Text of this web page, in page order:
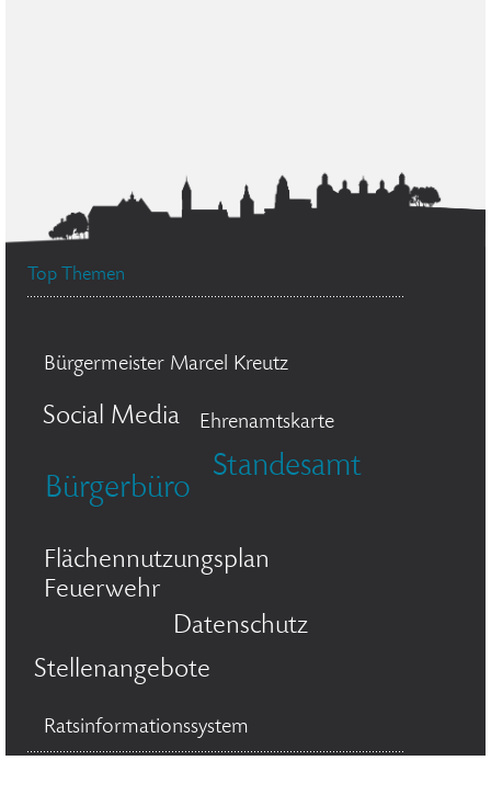
Top Themen
Bürgermeister Marcel Kreutz
Social Media Ehrenamtskarte
Bürgerbüro
Standesamt
Flächennutzungsplan
Feuerwehr
Datenschutz
Stellenangebote
Ratsinformationssystem